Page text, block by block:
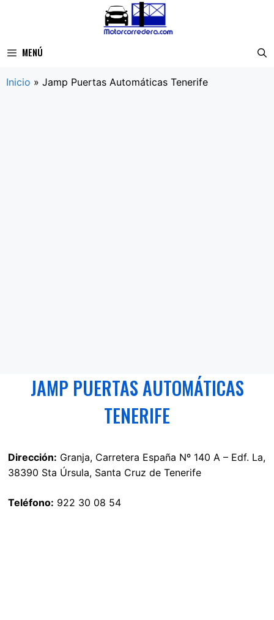
MENÚ
Inicio » Jamp Puertas Automáticas Tenerife
JAMP PUERTAS AUTOMÁTICAS
TENERIFE
Dirección: Granja, Carretera España Nº 140 A – Edf. La,
38390 Sta Úrsula, Santa Cruz de Tenerife
Teléfono: 922 30 08 54